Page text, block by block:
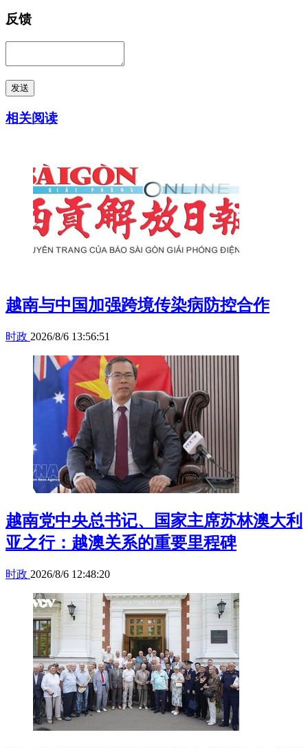
反馈
发送
相关阅读
越南与中国加强跨境传染病防控合作
时政 2026/8/6 13:56:51
越南党中央总书记、国家主席苏林澳大利
亚之行：越澳关系的重要里程碑
时政 2026/8/6 12:48:20